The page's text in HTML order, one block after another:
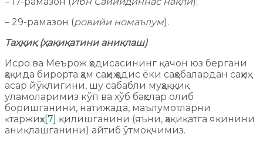
– 29-рамазон (ровийи номаълум).
Таҳқиқ (ҳақиқатини аниқлаш)
Исро ва Меърож ҳодисасининг қачон юз бергани
ҳақида бирорта ҳам саҳиҳ ҳадис ёки саҳобалардан саҳиҳ
асар йўқлигини, шу сабабли муҳаққиқ
уламоларимиз кўп ва хўб баҳслар олиб
боришганини, натижада, маълумотларни
«таржиҳ»[7] қилишганини (яъни, ҳақиқатга яқинини
аниқлашганини) айтиб ўтмоқчимиз.